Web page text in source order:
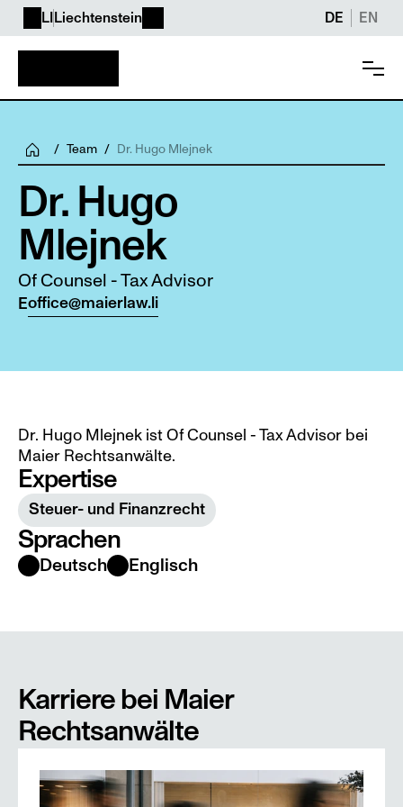
LI Liechtenstein DE EN
/ Team / Dr. Hugo Mlejnek
Dr. Hugo
Mlejnek
Of Counsel - Tax Advisor
Eoffice@maierlaw.li
Dr. Hugo Mlejnek ist Of Counsel - Tax Advisor bei
Maier Rechtsanwälte.
Expertise
Steuer- und Finanzrecht
Sprachen
Deutsch Englisch
Karriere bei Maier
Rechtsanwälte